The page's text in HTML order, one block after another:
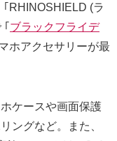
RHINOSHIELD (ラ
ブラックフライデ
ホアクセサリーが最
ケースや画面保護
ングなど。また、